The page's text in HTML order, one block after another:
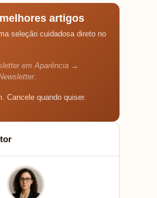
artigos
seleção cuidadosa direto no
em Aparência →
Cancele quando quiser.